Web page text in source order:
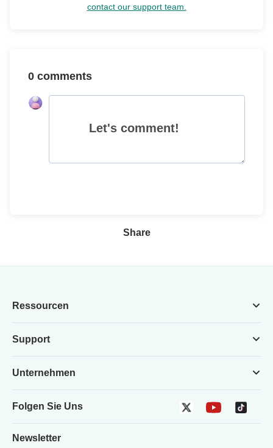
contact our support team.
0 comments
Let's comment!
Share
Ressourcen
Support
Unternehmen
Folgen Sie Uns
Newsletter